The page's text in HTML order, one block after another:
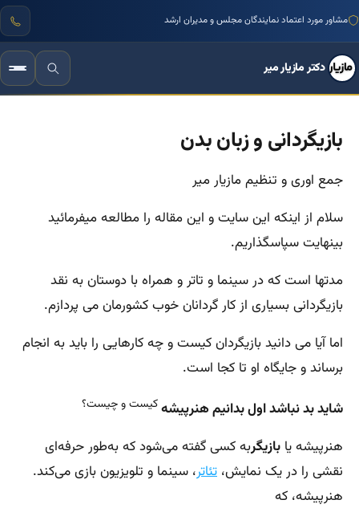
مشاور مورد اعتماد نمایندگان مجلس و مدیران ارشد
دکتر مازیار میر
بازیگردانی و زبان بدن
جمع اوری و تنظیم مازیار میر
سلام از اینکه این سایت و این مقاله را مطالعه میفرمائید
بینهایت سپاسگذاریم.
مدتها است که در سینما و تاتر و همراه با دوستان به نقد
بازیگردانی بسیاری از کار گردانان خوب کشورمان می پردازم.
اما آیا می دانید بازیگردان کیست و چه کارهایی را باید به انجام
برساند و جایگاه او تا کجا است.
شاید بد نباشد اول بدانیم هنرپیشهکیست و چیست؟
هنرپیشه یا بازیگربه کسی گفته می‌شود که به‌طور حرفه‌ای
نقشی را در یک نمایش، تئاتر، سینما و تلویزیون بازی می‌کند.
هنرپیشه، که